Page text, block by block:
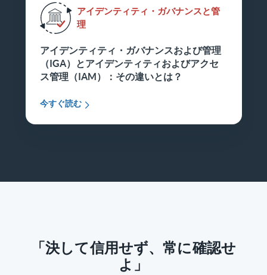
アイデンティティ・ガバナンスと管
理
アイデンティティ・ガバナンスおよび管理
（IGA）とアイデンティティおよびアクセ
ス管理（IAM）：その違いとは？
今すぐ読む
「決して信用せず、常に確認せ
よ」